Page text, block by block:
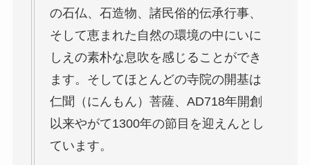
の石仏、石造物、諸民俗的伝承行事、
そして恵まれた自然の環境の中にいに
しえの素朴な息吹を感じることができ
ます。そしてほとんどの寺院の開基は
仁聞（にんもん）菩薩、AD718年開創
以来やがて1300年の節目を迎えんとし
ています。